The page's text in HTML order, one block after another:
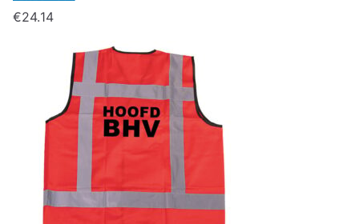
€24.14